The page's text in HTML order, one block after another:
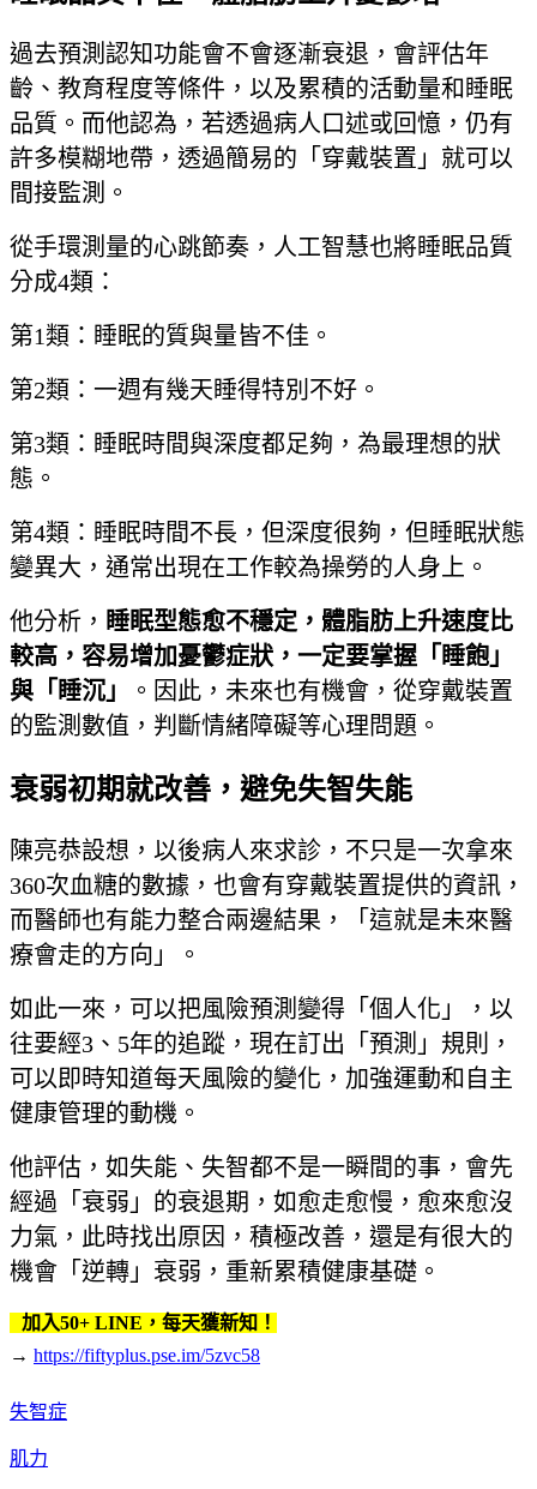
過去預測認知功能會不會逐漸衰退，會評估年
齡、教育程度等條件，以及累積的活動量和睡眠
品質。而他認為，若透過病人口述或回憶，仍有
許多模糊地帶，透過簡易的「穿戴裝置」就可以
間接監測。
從手環測量的心跳節奏，人工智慧也將睡眠品質
分成4類：
第1類：睡眠的質與量皆不佳。
第2類：一週有幾天睡得特別不好。
第3類：睡眠時間與深度都足夠，為最理想的狀
態。
第4類：睡眠時間不長，但深度很夠，但睡眠狀態
變異大，通常出現在工作較為操勞的人身上。
他分析， 睡眠型態愈不穩定，體脂肪上升速度比
較高，容易增加憂鬱症狀，一定要掌握「睡飽」
與「睡沉」
。因此，未來也有機會，從穿戴裝置
的監測數值，判斷情緒障礙等心理問題。
衰弱初期就改善，避免失智失能
陳亮恭設想，以後病人來求診，不只是一次拿來
360次血糖的數據，也會有穿戴裝置提供的資訊，
而醫師也有能力整合兩邊結果，「這就是未來醫
療會走的方向」。
如此一來，可以把風險預測變得「個人化」，以
往要經3、5年的追蹤，現在訂出「預測」規則，
可以即時知道每天風險的變化，加強運動和自主
健康管理的動機。
他評估，如失能、失智都不是一瞬間的事，會先
經過「衰弱」的衰退期，如愈走愈慢，愈來愈沒
力氣，此時找出原因，積極改善，還是有很大的
機會「逆轉」衰弱，重新累積健康基礎。
加入50+ LINE，每天獲新知！
→ https://fiftyplus.pse.im/5zvc58
失智症
肌力